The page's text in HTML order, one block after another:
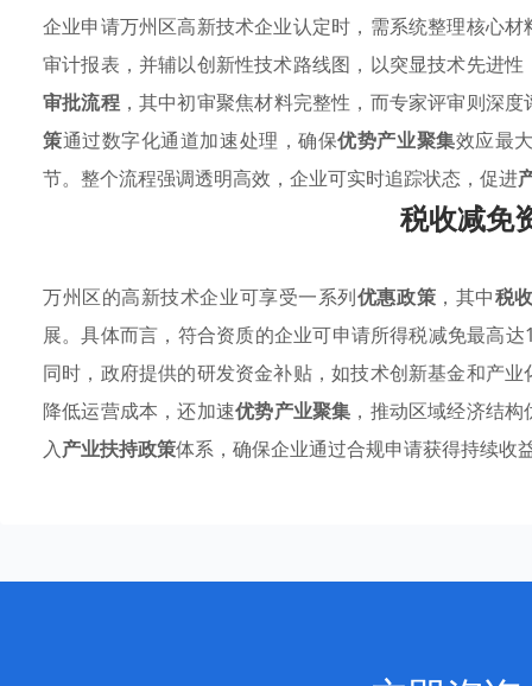
企业申请万州区高新技术企业认定时，需系统整理核心
审计报表，并辅以创新性技术路线图，以突显技术先进
审批流程，其中初审聚焦材料完整性，而专家评审则深度
策通过数字化通道加速处理，确保优势产业聚集效应最
节。整个流程强调透明高效，企业可实时追踪状态，促进
税收减免
万州区的高新技术企业可享受一系列优惠政策 ，其中税
展。具体而言，符合资质的企业可申请所得税减免最高
同时，政府提供的研发资金补贴，如技术创新基金和产业
降低运营成本，还加速优势产业聚集 ，推动区域经济结
入产业扶持政策体系，确保企业通过合规申请获得持续收